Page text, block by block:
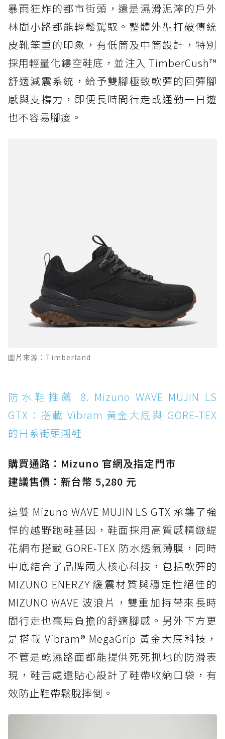
暴雨狂炸的都市街頭，還是濕滑泥濘的戶外
林間小路都能輕鬆駕馭。整體外型打破傳統
皮靴笨重的印象，有低筒及中筒設計，特別
採用輕量化鏤空鞋底，並注入 TimberCush™
舒適減震系統，給予雙腳極致軟彈的回彈腳
感與支撐力，即便長時間行走或通勤一日遊
也不容易腳痠。
圖片來源：Timberland
防水鞋推薦 8. Mizuno WAVE MUJIN LS
GTX：搭載 Vibram 黃金大底與 GORE-TEX
的日系街頭潮鞋
購買通路：Mizuno 官網及指定門市
建議售價：新台幣 5,280 元
這雙 Mizuno WAVE MUJIN LS GTX 承襲了強
悍的越野跑鞋基因，鞋面採用高質感精緻緹
花網布搭載 GORE-TEX 防水透氣薄膜，同時
中底結合了品牌兩大核心科技，包括軟彈的
MIZUNO ENERZY 緩震材質與穩定性絕佳的
MIZUNO WAVE 波浪片，雙重加持帶來長時
間行走也毫無負擔的舒適腳感。另外下方更
是搭載 Vibram® MegaGrip 黃金大底科技，
不管是乾濕路面都能提供死死抓地的防滑表
現，鞋舌處還貼心設計了鞋帶收納口袋，有
效防止鞋帶鬆脫摔倒。